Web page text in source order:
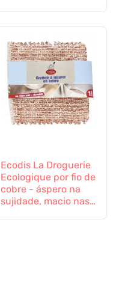
Ecodis La Droguerie
Ecologique por fio de
cobre - áspero na
sujidade, macio nas